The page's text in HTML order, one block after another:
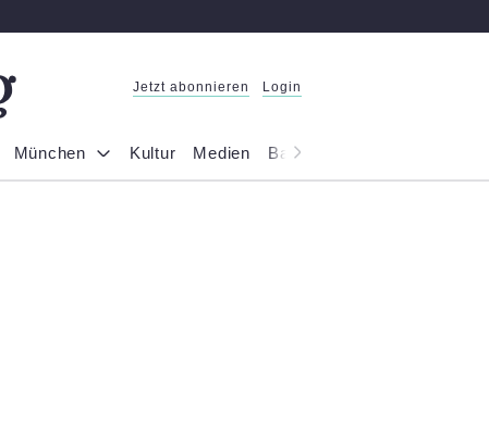
Jetzt abonnieren Login
München Kultur Medien Bayern